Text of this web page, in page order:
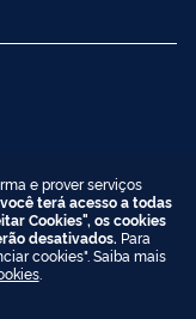
e prover serviços
terá acesso a todas
Cookies", os cookies
desativados. Para
cookies". Saiba mais
.